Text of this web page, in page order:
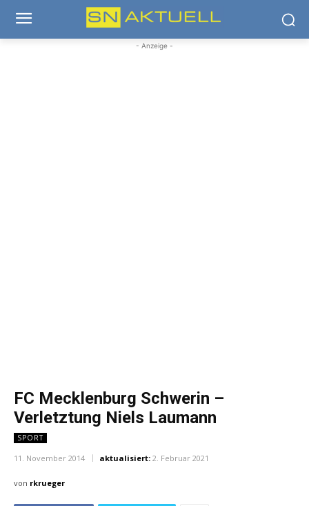
- Anzeige -
FC Mecklenburg Schwerin –
Verletztung Niels Laumann
SPORT
11. November 2014 aktualisiert: 2. Februar 2021
von rkrueger